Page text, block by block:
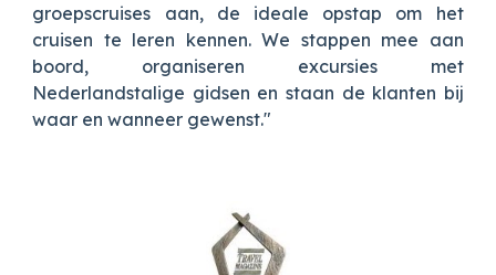
groepscruises aan, de ideale opstap om het
cruisen te leren kennen. We stappen mee aan
boord, organiseren excursies met
Nederlandstalige gidsen en staan de klanten bij
waar en wanneer gewenst."